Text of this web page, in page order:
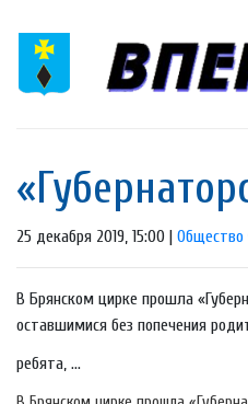
25 декабря 2019, 15:00 | Общество
В Брянском цирке прошла
оставшимися без попечения
ребята, ...